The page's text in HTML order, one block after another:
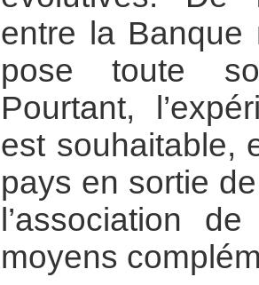
entre la Banque
pose toute
Pourtant,
est souhaitable,
pays en sortie
l’association
moyens